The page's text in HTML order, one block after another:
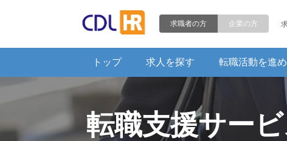
求職者の方 企業の方
トップ 求人を探す 転職活動を進
転職支援サー